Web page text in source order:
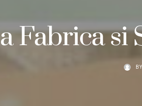
Fabrica si
BY